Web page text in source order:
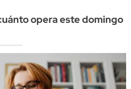
opera este domingo